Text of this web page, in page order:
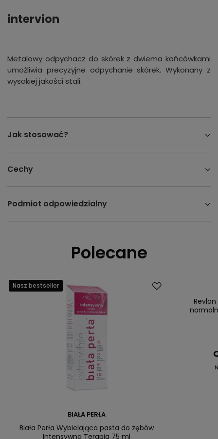
intervion
Metalowy odpychacz do skórek z dwiema końcówkami
umożliwia precyzyjne odpychanie skórek. Wykonany z
wysokiej jakości stali.
Jak stosować?
Cechy
Podmiot odpowiedzialny
Polecane
Nasz bestseller
BIAŁA PERŁA
Biała Perła Wybielająca pasta do zębów
Intensywna Terapia 75 ml
Nasz